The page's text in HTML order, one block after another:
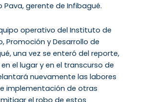
Pava, gerente de Infibagué.
operativo del Instituto de
Promoción y Desarrollo de
una vez se enteró del reporte,
el lugar y en el transcurso de
nuevamente las labores
implementación de otras
el robo de estos